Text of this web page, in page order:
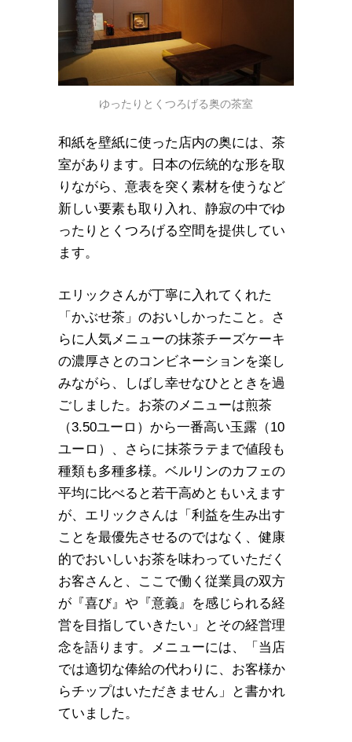
ゆったりとくつろげる奥の茶室
和紙を壁紙に使った店内の奥には、茶
室があります。日本の伝統的な形を取
りながら、意表を突く素材を使うなど
新しい要素も取り入れ、静寂の中でゆ
ったりとくつろげる空間を提供してい
ます。
エリックさんが丁寧に入れてくれた
「かぶせ茶」のおいしかったこと。さ
らに人気メニューの抹茶チーズケーキ
の濃厚さとのコンビネーションを楽し
みながら、しばし幸せなひとときを過
ごしました。お茶のメニューは煎茶
（3.50ユーロ）から一番高い玉露（10
ユーロ）、さらに抹茶ラテまで値段も
種類も多種多様。ベルリンのカフェの
平均に比べると若干高めともいえます
が、エリックさんは「利益を生み出す
ことを最優先させるのではなく、健康
的でおいしいお茶を味わっていただく
お客さんと、ここで働く従業員の双方
が『喜び』や『意義』を感じられる経
営を目指していきたい」とその経営理
念を語ります。メニューには、「当店
では適切な俸給の代わりに、お客様か
らチップはいただきません」と書かれ
ていました。